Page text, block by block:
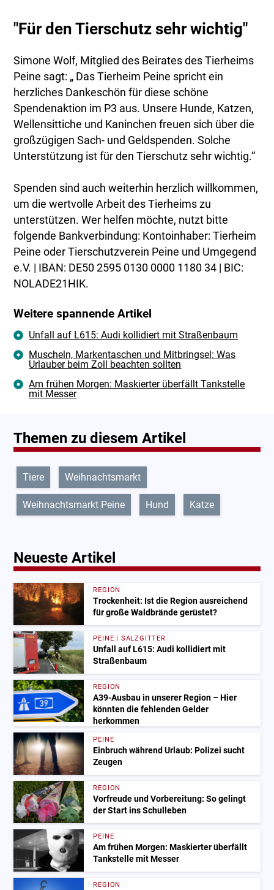
"Für den Tierschutz sehr wichtig"
Simone Wolf, Mitglied des Beirates des Tierheims
Peine sagt: „ Das Tierheim Peine spricht ein
herzliches Dankeschön für diese schöne
Spendenaktion im P3 aus. Unsere Hunde, Katzen,
Wellensittiche und Kaninchen freuen sich über die
großzügigen Sach- und Geldspenden. Solche
Unterstützung ist für den Tierschutz sehr wichtig.“
Spenden sind auch weiterhin herzlich willkommen,
um die wertvolle Arbeit des Tierheims zu
unterstützen. Wer helfen möchte, nutzt bitte
folgende Bankverbindung: Kontoinhaber: Tierheim
Peine oder Tierschutzverein Peine und Umgegend
e.V. | IBAN: DE50 2595 0130 0000 1180 34 | BIC:
NOLADE21HIK.
Weitere spannende Artikel
Unfall auf L615: Audi kollidiert mit Straßenbaum
Muscheln, Markentaschen und Mitbringsel: Was
Urlauber beim Zoll beachten sollten
Am frühen Morgen: Maskierter überfällt Tankstelle
mit Messer
Themen zu diesem Artikel
Tiere Weihnachtsmarkt
Weihnachtsmarkt Peine Hund Katze
Neueste Artikel
REGION
Trockenheit: Ist die Region ausreichend
für große Waldbrände gerüstet?
PEINE | SALZGITTER
Unfall auf L615: Audi kollidiert mit
Straßenbaum
REGION
A39-Ausbau in unserer Region – Hier
könnten die fehlenden Gelder
herkommen
PEINE
Einbruch während Urlaub: Polizei sucht
Zeugen
REGION
Vorfreude und Vorbereitung: So gelingt
der Start ins Schulleben
PEINE
Am frühen Morgen: Maskierter überfällt
Tankstelle mit Messer
REGION